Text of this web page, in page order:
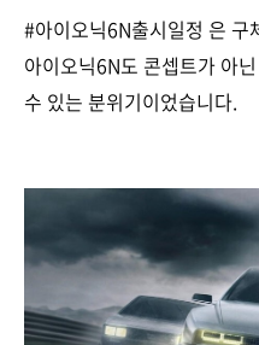
#아이오닉6N출시일정 은 구
아이오닉6N도 콘셉트가 아
수 있는 분위기이었습니다.